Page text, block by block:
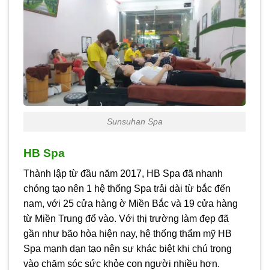
Sunsuhan Spa
HB Spa
Thành lập từ đầu năm 2017, HB Spa đã nhanh
chóng tạo nên 1 hệ thống Spa trải dài từ bắc đến
nam, với 25 cửa hàng ờ Miền Bắc và 19 cửa hàng
từ Miền Trung đổ vào. Với thị trường làm đẹp đã
gần như bão hòa hiện nay, hệ thống thẩm mỹ HB
Spa mạnh dạn tạo nên sự khác biệt khi chú trọng
vào chăm sóc sức khỏe con người nhiều hơn.